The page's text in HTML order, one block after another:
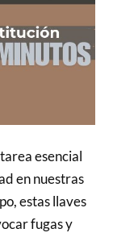
esencial
en nuestras
estas llaves
fugas y